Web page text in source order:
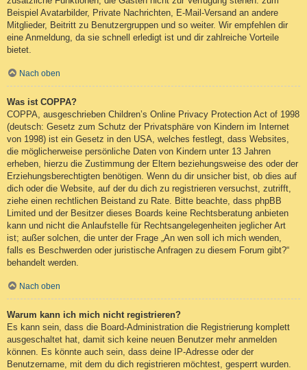
Beispiel Avatarbilder, Private Nachrichten, E-Mail-Versand an andere
Mitglieder, Beitritt zu Benutzergruppen und so weiter. Wir empfehlen dir
eine Anmeldung, da sie schnell erledigt ist und dir zahlreiche Vorteile
bietet.
Nach oben
Was ist COPPA?
COPPA, ausgeschrieben Children’s Online Privacy Protection Act of 1998
(deutsch: Gesetz zum Schutz der Privatsphäre von Kindern im Internet
von 1998) ist ein Gesetz in den USA, welches festlegt, dass Websites,
die möglicherweise persönliche Daten von Kindern unter 13 Jahren
erheben, hierzu die Zustimmung der Eltern beziehungsweise des oder der
Erziehungsberechtigten benötigen. Wenn du dir unsicher bist, ob dies auf
dich oder die Website, auf der du dich zu registrieren versuchst, zutrifft,
ziehe einen rechtlichen Beistand zu Rate. Bitte beachte, dass phpBB
Limited und der Besitzer dieses Boards keine Rechtsberatung anbieten
kann und nicht die Anlaufstelle für Rechtsangelegenheiten jeglicher Art
ist; außer solchen, die unter der Frage „An wen soll ich mich wenden,
falls es Beschwerden oder juristische Anfragen zu diesem Forum gibt?“
behandelt werden.
Nach oben
Warum kann ich mich nicht registrieren?
Es kann sein, dass die Board-Administration die Registrierung komplett
ausgeschaltet hat, damit sich keine neuen Benutzer mehr anmelden
können. Es könnte auch sein, dass deine IP-Adresse oder der
Benutzername, mit dem du dich registrieren möchtest, gesperrt wurden.